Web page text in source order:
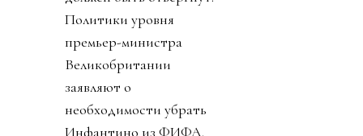
Политики уровня
премьер-министра
Великобритании
заявляют о
необходимости убрать
Инфантино из ФИФА.